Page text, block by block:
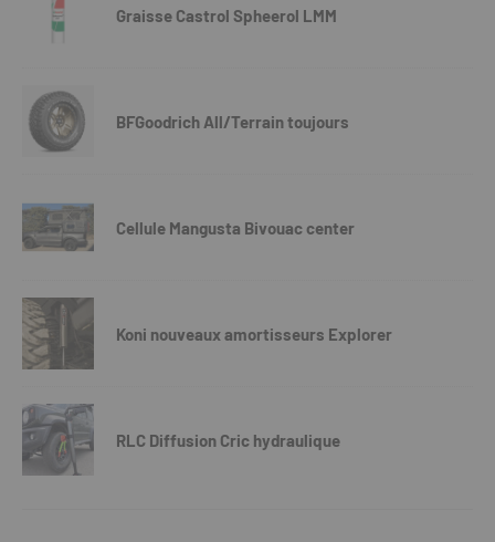
Graisse Castrol Spheerol LMM
BFGoodrich All/Terrain toujours
Cellule Mangusta Bivouac center
Koni nouveaux amortisseurs Explorer
RLC Diffusion Cric hydraulique